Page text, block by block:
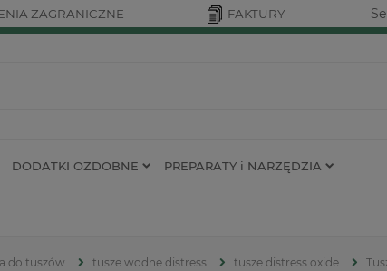
ZAGRANICZNE FAKTURY
DODATKI OZDOBNE PREPARATY i NARZĘDZIA
do tuszów tusze wodne distress tusze distress oxide